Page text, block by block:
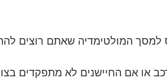
למסך המולטימדיה שאתם רוצים
או אם החיישנים לא מתפקדים